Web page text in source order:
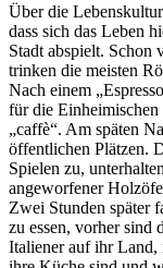
Über die
dass sich das Leben
Stadt abspielt. Schon
trinken die meisten
Nach einem
für die
„caffè“. Am späten
öffentlichen Plätzen.
Spielen zu,
angeworfener
Zwei Stunden später
zu essen, vorher sind
Italiener auf ihr Land,